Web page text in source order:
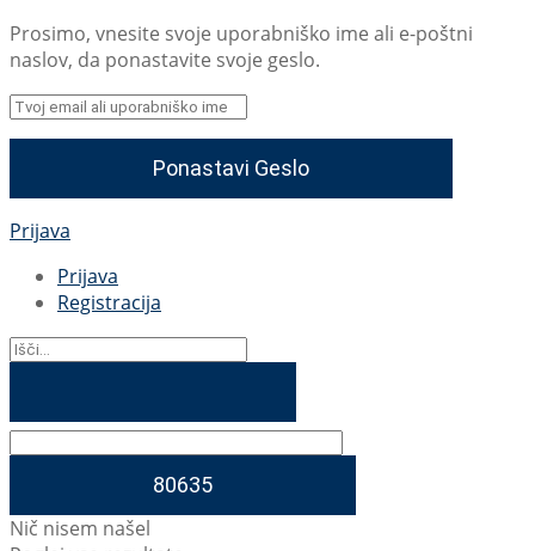
Prosimo, vnesite svoje uporabniško ime ali e-poštni
naslov, da ponastavite svoje geslo.
Prijava
Prijava
Registracija
Nič nisem našel